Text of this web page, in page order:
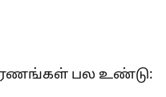
பல உண்டு: